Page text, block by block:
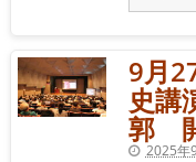
9月
史講
郭
2025年